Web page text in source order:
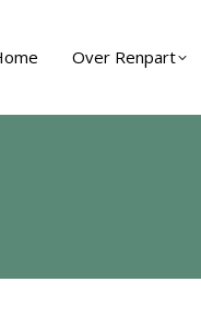
Over Renpart